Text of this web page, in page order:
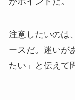
注意したいのは
ースだ。迷いが
たい」と伝えて